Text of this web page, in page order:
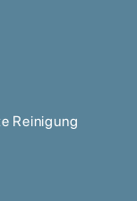
Reinigung